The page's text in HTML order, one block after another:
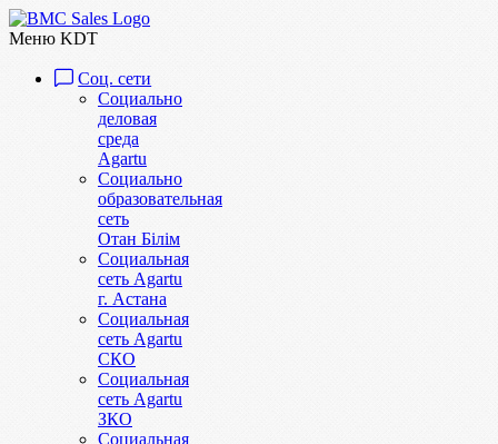
Меню KDT
Соц. сети
Социально
деловая
среда
Agartu
Социально
образовательная
сеть
Отан Бiлiм
Социальная
сеть Agartu
г. Астана
Социальная
сеть Agartu
СКО
Социальная
сеть Agartu
ЗКО
Социальная